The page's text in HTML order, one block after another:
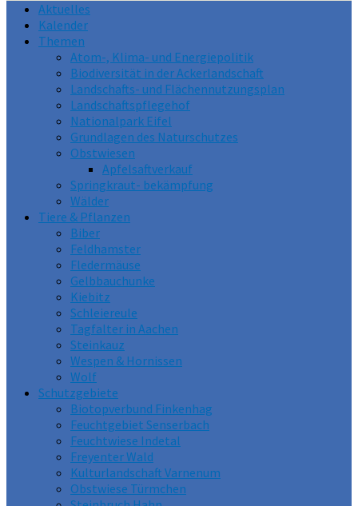
Aktuelles
Kalender
Themen
Atom-, Klima- und Energiepolitik
Biodiversität in der Ackerlandschaft
Landschafts- und Flächennutzungsplan
Landschaftspflegehof
Nationalpark Eifel
Grundlagen des Naturschutzes
Obstwiesen
Apfelsaftverkauf
Springkraut- bekämpfung
Wälder
Tiere & Pflanzen
Biber
Feldhamster
Fledermäuse
Gelbbauchunke
Kiebitz
Schleiereule
Tagfalter in Aachen
Steinkauz
Wespen & Hornissen
Wolf
Schutzgebiete
Biotopverbund Finkenhag
Feuchtgebiet Senserbach
Feuchtwiese Indetal
Freyenter Wald
Kulturlandschaft Varnenum
Obstwiese Türmchen